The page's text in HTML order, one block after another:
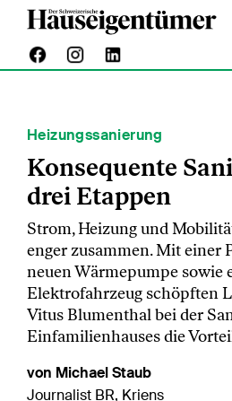
Heizungssanierung
Konsequente
drei Etappen
Strom, Heizung und
enger zusammen. Mit einer
neuen Wärmepumpe sowie
Elektrofahrzeug schöpften
Vitus Blumenthal bei der
Einfamilienhauses die
von Michael Staub
Journalist BR, Kriens